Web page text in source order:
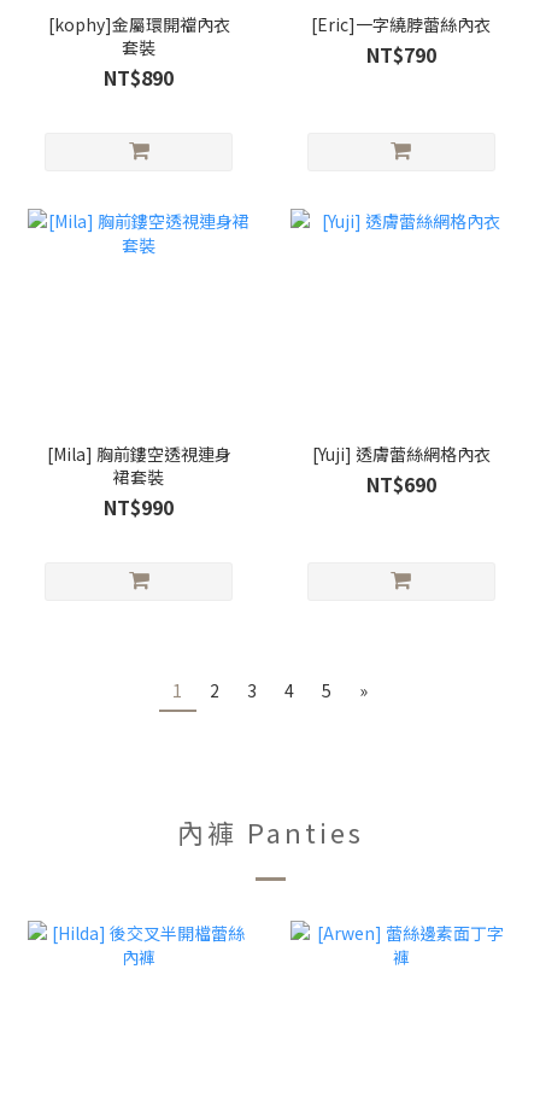
[kophy]金屬環開襠內衣
套裝
NT$890
[Eric]一字繞脖蕾絲內衣
NT$790
[Mila] 胸前鏤空透視連身
裙套裝
NT$990
[Yuji] 透膚蕾絲網格內衣
NT$690
1 2 3 4 5 »
內褲 Panties